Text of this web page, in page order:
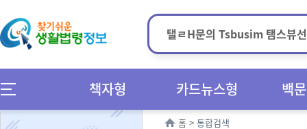
책자형 카드뉴스형 백
홈 > 통합검색